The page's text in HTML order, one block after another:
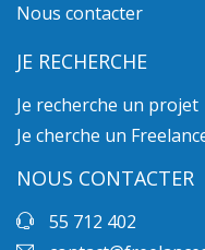
Nous contacter
JE RECHERCHE
Je recherche un projet
Je cherche un
NOUS CONTACTER
55 712 402